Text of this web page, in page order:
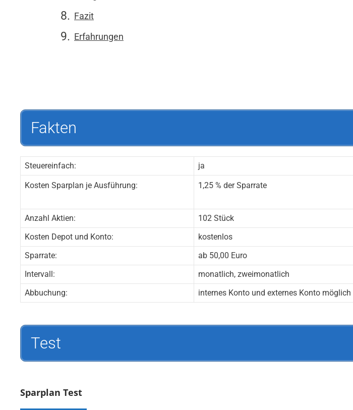
Fazit
Erfahrungen
Fakten
Steuereinfach: ja
Kosten Sparplan je Ausführung: 1,25 % der Sparrate
Anzahl Aktien:
102 Stück
Kosten Depot und Konto:
kostenlos
Sparrate:
ab 50,00 Euro
Intervall:
monatlich, zweimonatlich
Abbuchung:
internes Konto und externes Konto möglich
Test
Sparplan Test